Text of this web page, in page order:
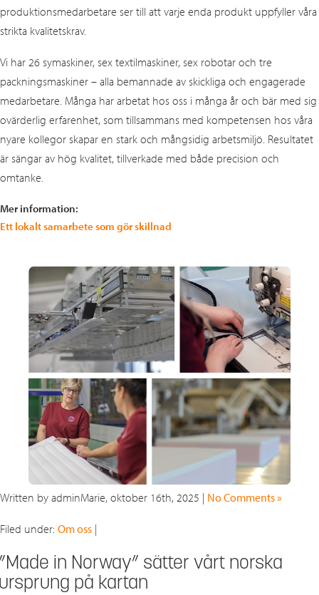
produktionsmedarbetare ser till att varje enda produkt uppfyller våra
strikta kvalitetskrav.
Vi har 26 symaskiner, sex textilmaskiner, sex robotar och tre
packningsmaskiner – alla bemannade av skickliga och engagerade
medarbetare. Många har arbetat hos oss i många år och bär med sig
ovärderlig erfarenhet, som tillsammans med kompetensen hos våra
nyare kollegor skapar en stark och mångsidig arbetsmiljö. Resultatet
är sängar av hög kvalitet, tillverkade med både precision och
omtanke.
Mer information:
Ett lokalt samarbete som gör skillnad
Written by adminMarie, oktober 16th, 2025 | No Comments »
Filed under: Om oss |
in Norway” sätter vårt norska
på kartan